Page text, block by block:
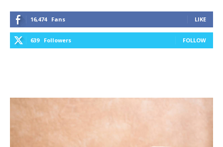
16,474 Fans LIKE
639 Followers FOLLOW